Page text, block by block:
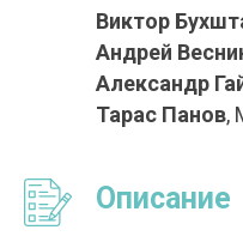
Виктор
Андрей
Александр
Тарас Панов,
Описание